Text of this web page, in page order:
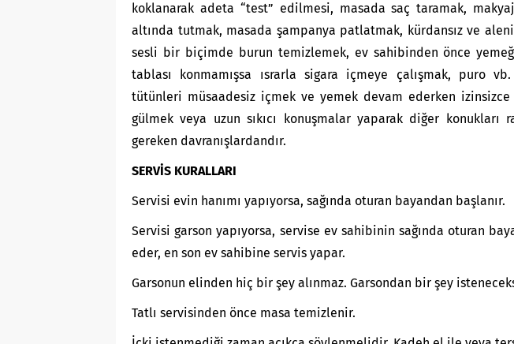
koklanarak adeta “test” edilmesi, masada saç taramak,
altında tutmak, masada şampanya patlatmak, kürdansız ve
sesli bir biçimde burun temizlemek, ev sahibinden önce
tablası konmamışsa ısrarla sigara içmeye çalışmak, puro
tütünleri müsaadesiz içmek ve yemek devam ederken izinsizce
gülmek veya uzun sıkıcı konuşmalar yaparak diğer konukları
gereken davranışlardandır.
SERVİS KURALLARI
Servisi evin hanımı yapıyorsa, sağında oturan bayandan başlanır.
Servisi garson yapıyorsa, servise ev sahibinin sağında oturan
eder, en son ev sahibine servis yapar.
Garsonun elinden hiç bir şey alınmaz. Garsondan bir şey
Tatlı servisinden önce masa temizlenir.